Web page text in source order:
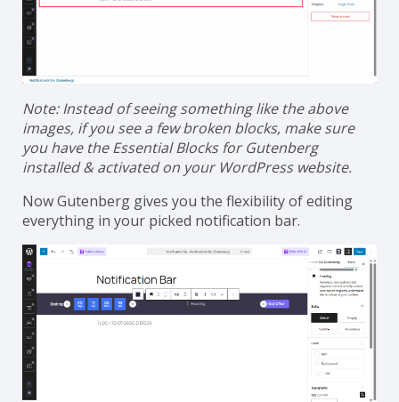
Note: Instead of seeing something like the above
images, if you see a few broken blocks, make sure
you have the Essential Blocks for Gutenberg
installed & activated on your WordPress website.
Now Gutenberg gives you the flexibility of editing
everything in your picked notification bar.